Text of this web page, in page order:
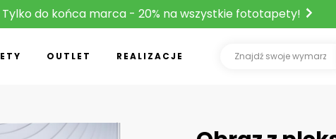
Tylko do końca marca - 20% na wszystkie fototapety!
OUTLET REALIZACJE